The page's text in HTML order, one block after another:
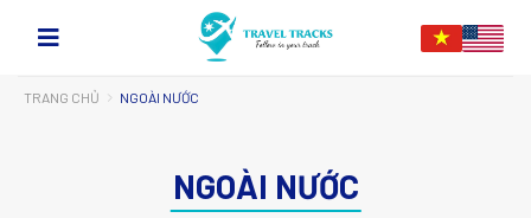
TRANG CHỦ NGOÀI NƯỚC
NGOÀI NƯỚC